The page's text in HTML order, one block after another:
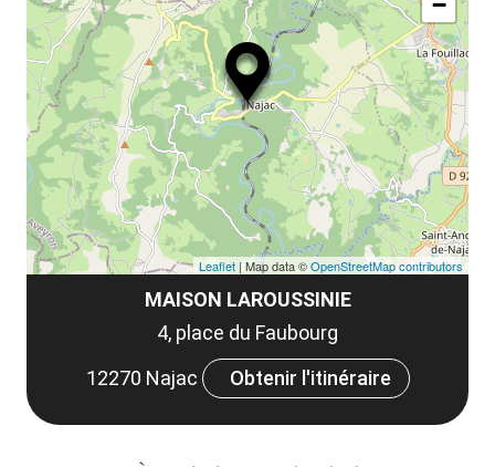
MAISON LAROUSSINIE
4, place du Faubourg
12270 Najac
Obtenir l'itinéraire
Leaflet | Map data ©OpenStreetMap contributors